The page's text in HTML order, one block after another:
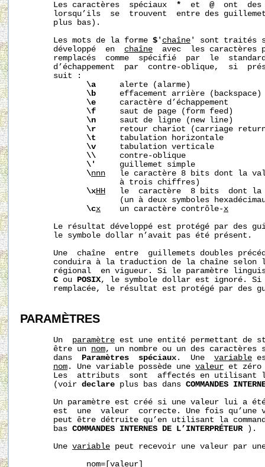
       Les caractères  spéciaux
*
  et
@
ont  des
lorsqu’ils  se  trouvent  entre des
       plus bas).
       Les mots de la forme
$ ' chaîne ' sont traités
       développé  en
chaîne
avec  les caractères
remplacés  comme  spécifié  par  le
d’échappement  par  contre-oblique,  si
       suit :
\a
     alerte (alarme)
\b
     effacement arrière (backspace)
\e
     caractère d’échappement
\f
     saut de page (form feed)
\n
     saut de ligne (new line)
\r
retour chariot (carriage
\t
     tabulation horizontale
\v
     tabulation verticale
\\
     contre-oblique
\'
     guillemet simple
\nnn
le caractère 8 bits dont la
                     à trois chiffres)
\xHH
le  caractère  8 bits  dont
(un à deux symboles
\cx
    un caractère contrôle-
x
Le résultat développé est protégé par des
       le symbole dollar n’avait pas été présent.
Une  chaîne  entre  guillemets doubles
conduira à la traduction de la chaîne selon
régional  en vigueur. Si le paramètre
C ou POSIX, le symbole dollar est ignoré.
remplacée, le résultat est protégé par des
PARAMÈTRES
       Un
paramètre est une entité permettant de
       être un
nom, un nombre ou un des
       dans
Paramètres  spéciaux .  Une variable
nom . Une variable possède une valeur et
Les  attributs  sont  affectés en utilisant
       (voir
declare plus bas dans COMMANDES
Un paramètre est créé si une valeur lui a
est  une  valeur  correcte. Une fois qu’une
peut être détruite qu’en utilisant la
       bas
COMMANDES INTERNES DE L’INTERPRÉTEUR ).
       Une
variable peut recevoir une valeur par
nom=[valeur]